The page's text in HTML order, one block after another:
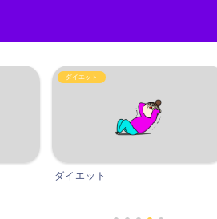
ダイエット
ダイエット